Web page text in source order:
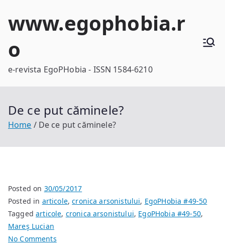
www.egophobia.r
o
e-revista EgoPHobia - ISSN 1584-6210
De ce put căminele?
Home De ce put căminele?
Posted on 30/05/2017
Posted in articole,cronica arsonistului, EgoPHobia #49-50
Taggedarticole, cronica arsonistului, EgoPHobia #49-50,
Mareş Lucian
No Commentson